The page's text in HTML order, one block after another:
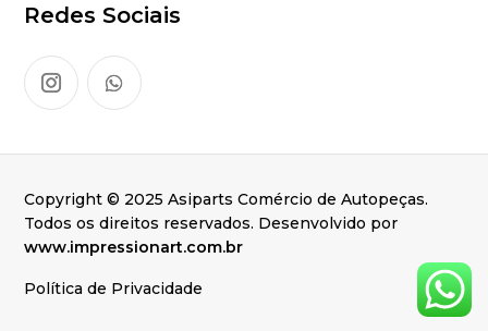
Redes Sociais
Copyright © 2025 Asiparts Comércio de Autopeças.
Todos os direitos reservados. Desenvolvido por
www.impressionart.com.br
Política de Privacidade